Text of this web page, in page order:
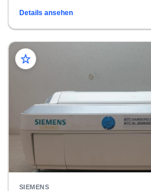
Details ansehen
SIEMENS